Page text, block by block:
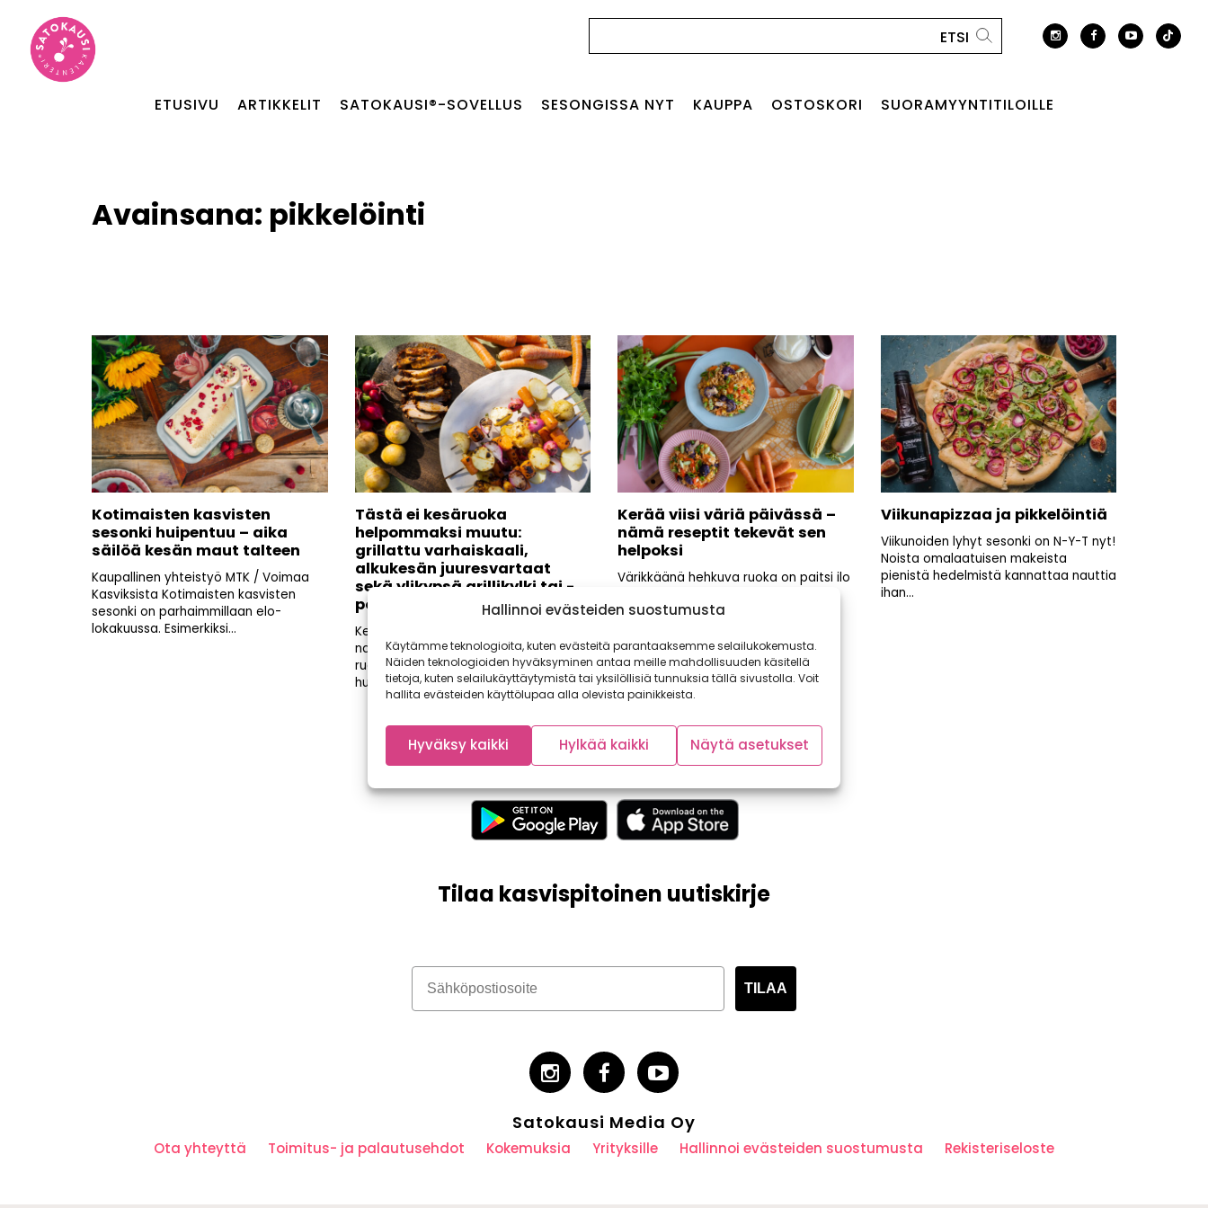
Hallinnoi evästeiden suostumusta
Käytämme teknologioita, kuten evästeitä parantaaksemme selailukokemusta.
Näiden teknologioiden hyväksyminen antaa meille mahdollisuuden käsitellä
tietoja, kuten selailukäyttäytymistä tai yksilöllisiä tunnuksia tällä sivustolla. Voit
hallita evästeiden käyttölupaa alla olevista painikkeista.
Hyväksy kaikki Hylkää kaikki Näytä asetukset
ETUSIVU ARTIKKELIT SATOKAUSI®-SOVELLUS SESONGISSA NYT KAUPPA OSTOSKORI SUORAMYYNTITILOILLE
Avainsana: pikkelöinti
Kotimaisten kasvisten
sesonki huipentuu – aika
säilöä kesän maut talteen
Kaupallinen yhteistyö MTK / Voimaa
Kasviksista Kotimaisten kasvisten
sesonki on parhaimmillaan elo-
lokakuussa. Esimerkiksi...
Tästä ei kesäruoka
helpommaksi muutu:
grillattu varhaiskaali,
alkukesän juuresvartaat
sekä ylikypsä grillikylki tai -
potka
Kesällä keittiössä otetaan rennosti ja
nautitaan hyvällä mielin herkullisista
ruoista. Kokin hommaa helpottavat
huolelliset...
Kerää viisi väriä päivässä –
nämä reseptit tekevät sen
helpoksi
Värikkäänä hehkuva ruoka on paitsi ilo
ruokavalioon. Oletkin ehkä...
Viikunapizzaa ja pikkelöintiä
Viikunoiden lyhyt sesonki on N-Y-T nyt!
Noista omalaatuisen makeista
pienistä hedelmistä kannattaa nauttia
ihan...
Tilaa kasvispitoinen uutiskirje
TILAA
Satokausi Media Oy
Ota yhteyttä Toimitus- ja palautusehdot Kokemuksia Yrityksille Hallinnoi evästeiden suostumusta Rekisteriseloste